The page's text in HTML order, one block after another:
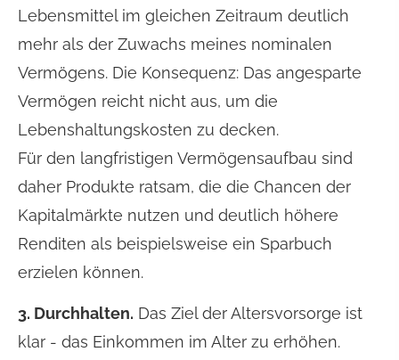
Lebensmittel im gleichen Zeitraum deutlich
mehr als der Zuwachs meines nominalen
Vermögens. Die Konsequenz: Das angesparte
Vermögen reicht nicht aus, um die
Lebenshaltungskosten zu decken.
Für den langfristigen Vermögensaufbau sind
daher Produkte ratsam, die die Chancen der
Kapitalmärkte nutzen und deutlich höhere
Renditen als beispielsweise ein Sparbuch
erzielen können.
3. Durchhalten. Das Ziel der Alters­vorsorge ist
klar - das Einkommen im Alter zu erhöhen.